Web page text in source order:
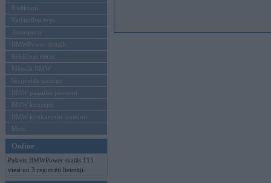
Pasākumi
Vadāmības tests
Autosports
BMWPower aktuāli
Reklāmas raksti
Mēneša BMW
Sērijveida tūnings
BMW pasaules jaunumi
BMW koncepti
BMW konkurentu jaunumi
Moto
Online
Pašreiz BMWPower skatās 115
viesi un 3 reģistrēti lietotāji.